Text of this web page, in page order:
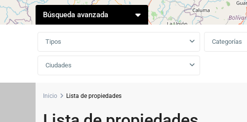
Búsqueda avanzada
Tipos Categorías
Ciudades
Inicio Lista de propiedades